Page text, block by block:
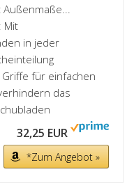
Außenmaße...
Mit
in jeder
Griffe für einfachen
das
32,25 EUR
*Zum Angebot »